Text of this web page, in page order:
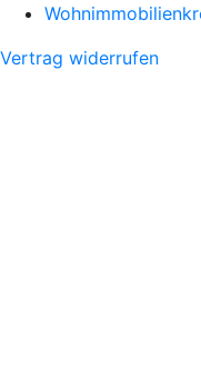
Vertrag widerrufen